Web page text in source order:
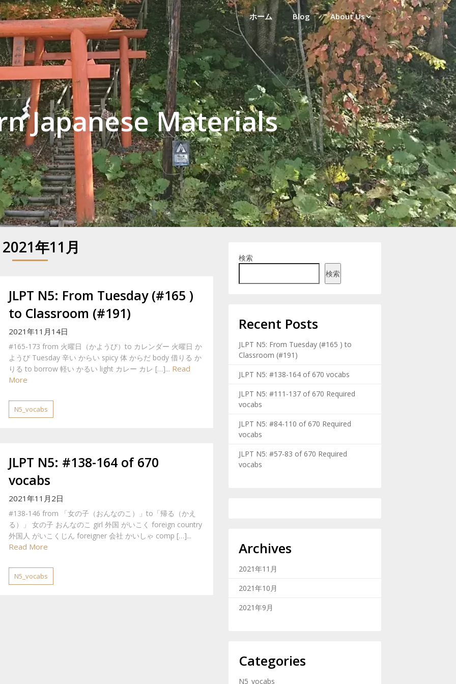
ホーム Blog About Us
Japanese Materials
2021年11月
JLPT N5: From Tuesday (#165 )
to Classroom (#191)
2021年11月14日
#165-173 from 火曜日（かようび）to カレンダー 火曜日 か
ようび Tuesday 辛い からい spicy 体 からだ body 借りる か
りる to borrow 軽い かるい light カレー カレ […]... Read
More
N5_vocabs
JLPT N5: #138-164 of 670
vocabs
2021年11月2日
#138-146 from 「女の子（おんなのこ）」to「帰る（かえ
る）」 女の子 おんなのこ girl 外国 がいこく foreign country
外国人 がいこくじん foreigner 会社 かいしゃ comp […]...
Read More
N5_vocabs
検索
検索
Recent Posts
JLPT N5: From Tuesday (#165 ) to
Classroom (#191)
JLPT N5: #138-164 of 670 vocabs
JLPT N5: #111-137 of 670 Required
vocabs
JLPT N5: #84-110 of 670 Required
vocabs
JLPT N5: #57-83 of 670 Required
vocabs
Archives
2021年11月
2021年10月
2021年9月
Categories
N5_vocabs